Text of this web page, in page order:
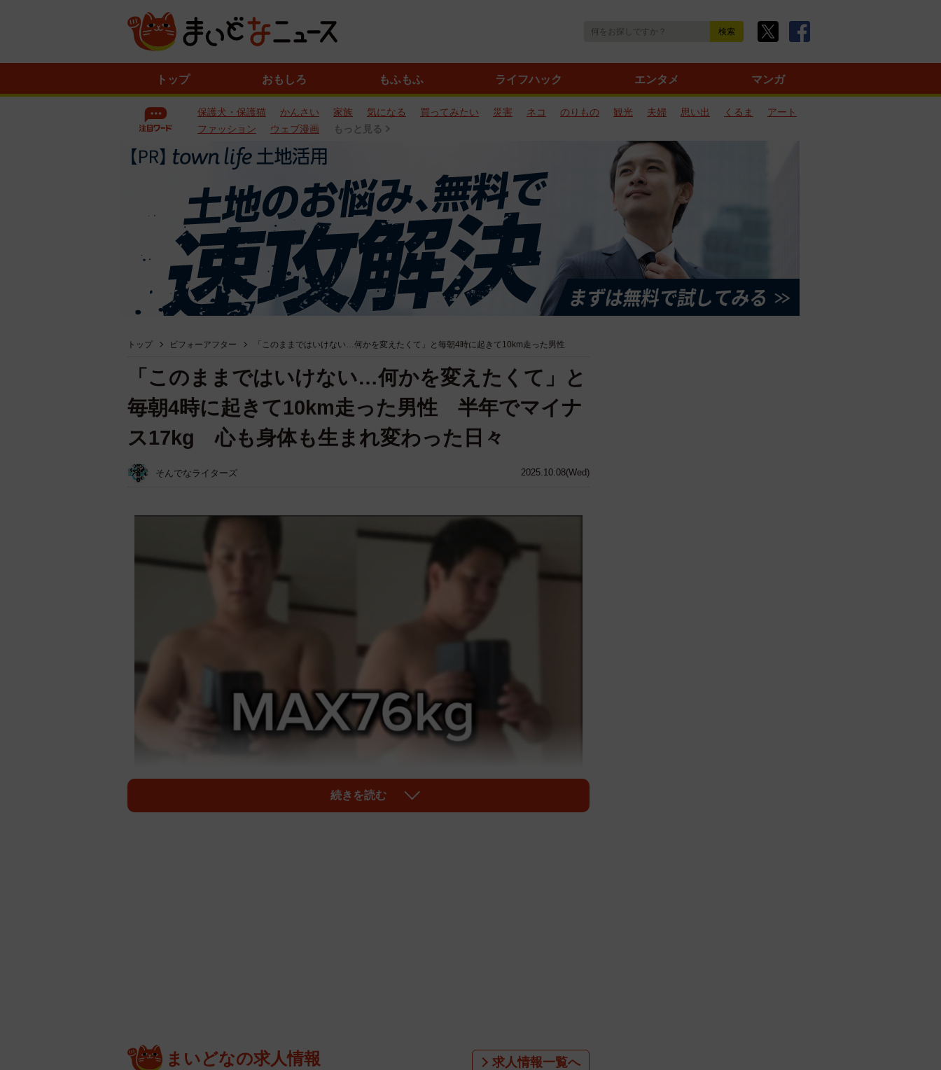
トップ おもしろ もふもふ ライフハック エンタメ マンガ
保護犬・保護猫 かんさい 家族 気になる 買ってみたい 災害 ネコ のりもの 観光 夫婦 思い出 くるま
アート
ファッション
ウェブ漫画 もっと見る
トップ ビフォーアフター 「このままではいけない…何かを変えたくて」と毎朝4時に起きて10km走った男性
2025.10.08(Wed)
「このままではいけない…何かを変えたくて」と
毎朝4時に起きて10km走った男性 半年でマイナ
ス17kg 心も身体も生まれ変わった日々
そんでなライターズ
記録が注目を集めています。
続きを読む
まいどなの求人情報 求人情報一覧へ